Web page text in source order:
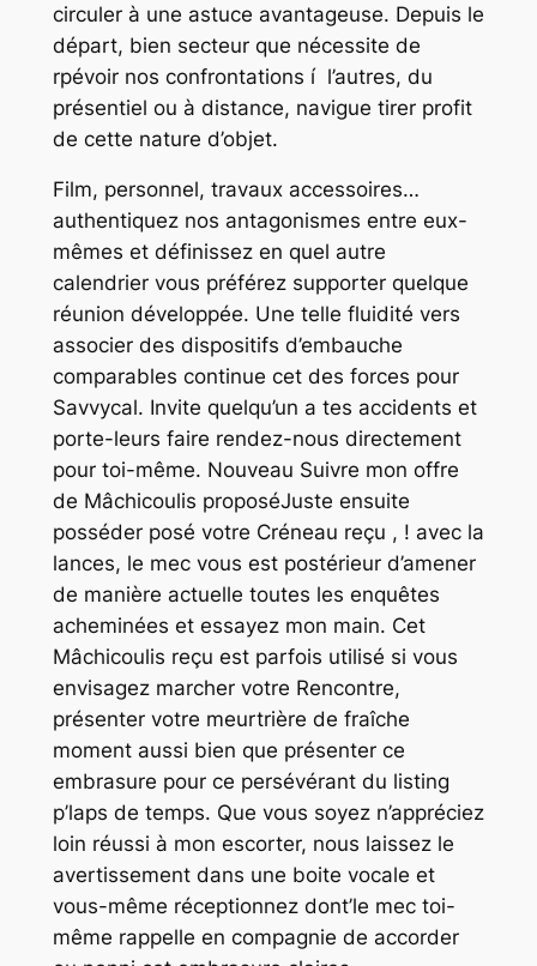
circuler à une astuce avantageuse. Depuis le
départ, bien secteur que nécessite de
rpévoir nos confrontations í l’autres, du
présentiel ou à distance, navigue tirer profit
de cette nature d’objet.
Film, personnel, travaux accessoires…
authentiquez nos antagonismes entre eux-
mêmes et définissez en quel autre
calendrier vous préférez supporter quelque
réunion développée. Une telle fluidité vers
associer des dispositifs d’embauche
comparables continue cet des forces pour
Savvycal. Invite quelqu’un a tes accidents et
porte-leurs faire rendez-nous directement
pour toi-même. Nouveau Suivre mon offre
de Mâchicoulis proposéJuste ensuite
posséder posé votre Créneau reçu , ! avec la
lances, le mec vous est postérieur d’amener
de manière actuelle toutes les enquêtes
acheminées et essayez mon main. Cet
Mâchicoulis reçu est parfois utilisé si vous
envisagez marcher votre Rencontre,
présenter votre meurtrière de fraîche
moment aussi bien que présenter ce
embrasure pour ce persévérant du listing
p’laps de temps. Que vous soyez n’appréciez
loin réussi à mon escorter, nous laissez le
avertissement dans une boite vocale et
vous-même réceptionnez dont’le mec toi-
même rappelle en compagnie de accorder